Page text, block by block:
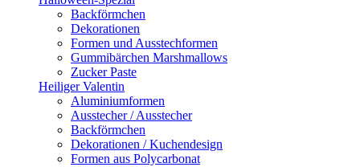
Backförmchen
Dekorationen
Formen und Ausstechformen
Gummibärchen Marshmallows
Zucker Paste
Heiliger Valentin
Aluminiumformen
Ausstecher / Ausstecher
Backförmchen
Dekorationen / Kuchendesign
Formen aus Polycarbonat